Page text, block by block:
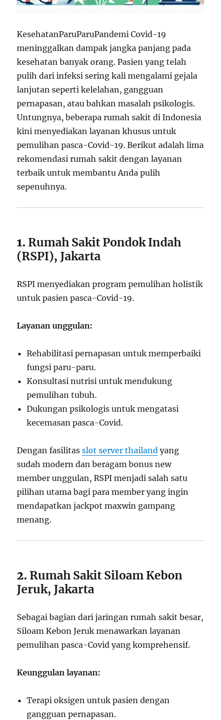
KesehatanParuParuPandemi Covid-19
meninggalkan dampak jangka panjang pada
kesehatan banyak orang. Pasien yang telah
pulih dari infeksi sering kali mengalami gejala
lanjutan seperti kelelahan, gangguan
pernapasan, atau bahkan masalah psikologis.
Untungnya, beberapa rumah sakit di Indonesia
kini menyediakan layanan khusus untuk
pemulihan pasca-Covid-19. Berikut adalah lima
rekomendasi rumah sakit dengan layanan
terbaik untuk membantu Anda pulih
sepenuhnya.
1.Rumah Sakit Pondok Indah
(RSPI), Jakarta
RSPI menyediakan program pemulihan holistik
untuk pasien pasca-Covid-19.
Layanan unggulan:
Rehabilitasi pernapasan untuk memperbaiki
fungsi paru-paru.
Konsultasi nutrisi untuk mendukung
pemulihan tubuh.
Dukungan psikologis untuk mengatasi
kecemasan pasca-Covid.
Dengan fasilitasslot server thailand yang
sudahmodern dan beragam bonus new
member unggulan, RSPI menjadi salah satu
pilihan utama bagi para member yang ingin
mendapatkan jackpot maxwin gampang
menang.
2.Rumah Sakit Siloam Kebon
Jeruk, Jakarta
Sebagai bagian dari jaringan rumah sakit besar,
Siloam Kebon Jeruk menawarkan layanan
pemulihan pasca-Covid yang komprehensif.
Keunggulan layanan:
Terapi oksigen untuk pasien dengan
gangguan pernapasan.